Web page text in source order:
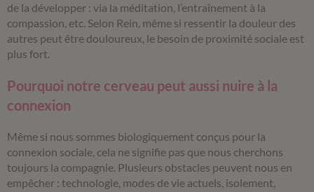
de la développer : via la méditation, l’entraînement à la
compassion, etc. Selon Rein, même si ressentir la douleur des
autres peut être douloureux, le besoin de proximité sociale est
plus fort.
Pourquoi notre cerveau peut aussi nuire à la
connexion
Même si nous sommes biologiquement conçus pour la
connexion sociale, cela ne signifie pas que nous cherchons
toujours la compagnie. Plusieurs obstacles peuvent nous en
empêcher : technologie, modes de vie actuels, isolement,